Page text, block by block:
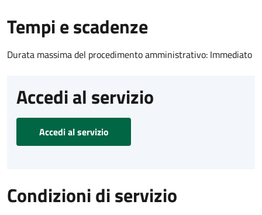
Tempi e scadenze
Durata massima del procedimento amministrativo: Immediato
Accedi al servizio
Accedi al servizio
Condizioni di servizio